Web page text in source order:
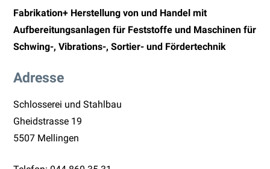
Fabrikation+ Herstellung von und Handel mit
Aufbereitungsanlagen für Feststoffe und Maschinen für
Schwing-, Vibrations-, Sortier- und Fördertechnik
Adresse
Schlosserei und Stahlbau
Gheidstrasse 19
5507 Mellingen